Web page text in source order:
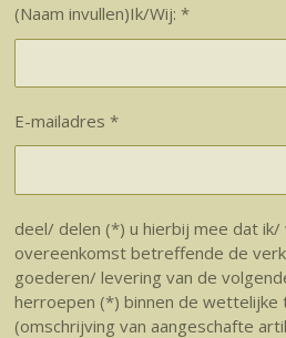
(Naam invullen)Ik/Wij: *
E-mailadres *
deel/ delen (*) u hierbij mee dat ik/
overeenkomst betreffende de
goederen/ levering van de
herroepen (*) binnen de wettelijke
(omschrijving van aangeschafte